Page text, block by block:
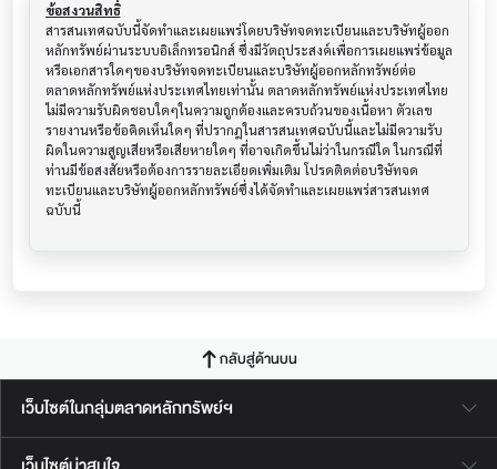
ข้อสงวนสิทธิ์
สารสนเทศฉบับนี้จัดทำและเผยแพร่โดยบริษัทจดทะเบียนและบริษัทผู้ออก
หลักทรัพย์ผ่านระบบอิเล็กทรอนิกส์ ซึ่งมีวัตถุประสงค์เพื่อการเผยแพร่ข้อมูล
หรือเอกสารใดๆของบริษัทจดทะเบียนและบริษัทผู้ออกหลักทรัพย์ต่อ
ตลาดหลักทรัพย์แห่งประเทศไทยเท่านั้น ตลาดหลักทรัพย์แห่งประเทศไทย
ไม่มีความรับผิดชอบใดๆในความถูกต้องและครบถ้วนของเนื้อหา ตัวเลข
รายงานหรือข้อคิดเห็นใดๆ ที่ปรากฎในสารสนเทศฉบับนี้และไม่มีความรับ
ผิดในความสูญเสียหรือเสียหายใดๆ ที่อาจเกิดขึ้นไม่ว่าในกรณีใด ในกรณีที่
ท่านมีข้อสงสัยหรือต้องการรายละเอียดเพิ่มเติม โปรดติดต่อบริษัทจด
ทะเบียนและบริษัทผู้ออกหลักทรัพย์ซึ่งได้จัดทำและเผยแพร่สารสนเทศ
ฉบับนี้
กลับสู่ด้านบน
เว็บไซต์ในกลุ่มตลาดหลักทรัพย์ฯ